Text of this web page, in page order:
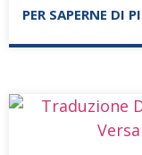
PER SAPERNE DI